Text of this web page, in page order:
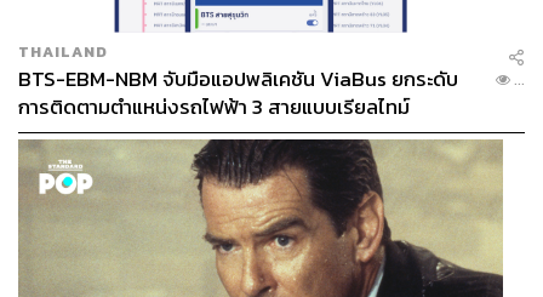
THAILAND
BTS-EBM-NBM จับมือแอปพลิเคชัน ViaBus ยกระดับ
การติดตามตำแหน่งรถไฟฟ้า 3 สายแบบเรียลไทม์
...